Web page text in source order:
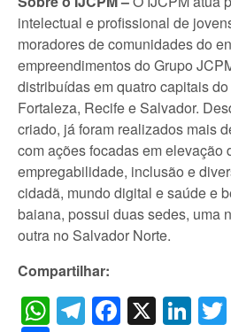
intelectual e profissional de
moradores de comunidades do
empreendimentos do Grupo
distribuídas em quatro capitais
Fortaleza, Recife e Salvador.
criado, já foram realizados mais
com ações focadas em elevação
empregabilidade, inclusão e
cidadã, mundo digital e saúde e
baiana, possui duas sedes, uma
outra no Salvador Norte.
Compartilhar:
WhatsApp
Telegram
X